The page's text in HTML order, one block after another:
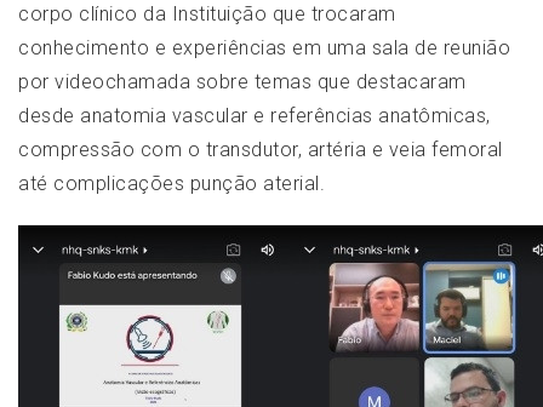
corpo clínico da Instituição que trocaram
conhecimento e experiências em uma sala de reunião
por videochamada sobre temas que destacaram
desde anatomia vascular e referências anatômicas,
compressão com o transdutor, artéria e veia femoral
até complicações punção aterial.